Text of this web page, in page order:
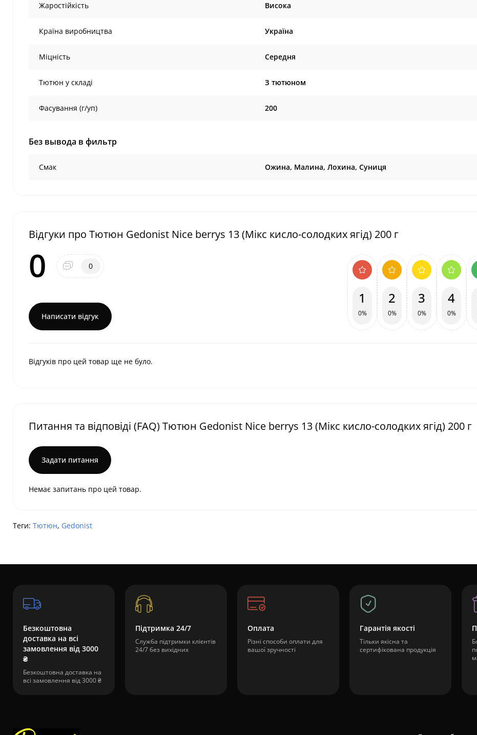
Жаростійкість Висока
Країна виробництва Україна
Міцність Середня
Тютюн у складі З тютюном
Фасування (г/уп) 200
Без вывода в фильтр
Смак Ожина, Малина, Лохина, Суниця
Відгуки про Тютюн Gedonist Nice berrys 13 (Мікс кисло-солодких ягід) 200 г
0 0
Написати відгук
1
0%
2
0%
3
0%
4
0%
Відгуків про цей товар ще не було.
Питання та відповіді (FAQ) Тютюн Gedonist Nice berrys 13 (Мікс кисло-солодких ягід) 200 г
Задати питання
Немає запитань про цей товар.
Теги: Тютюн, Gedonist
Безкоштовна
доставка на всі
замовлення від 3000
₴
Безкоштовна доставка на
всі замовлення від 3000 ₴
Підтримка 24/7
Служба підтримки клієнтів
24/7 без вихідних
Оплата
Різні способи оплати для
вашої зручності
Гарантія якості
Тільки якісна та
сертифікована продукція